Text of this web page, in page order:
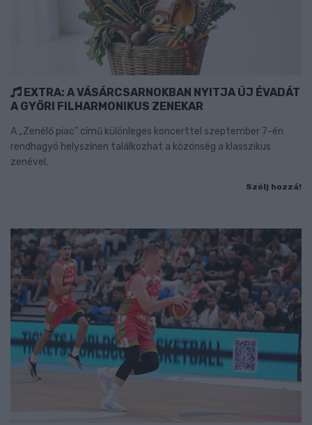
EXTRA: A VÁSÁRCSARNOKBAN NYITJA ÚJ ÉVADÁT
A GYŐRI FILHARMONIKUS ZENEKAR
A „Zenélő piac” című különleges koncerttel szeptember 7-én
rendhagyó helyszínen találkozhat a közönség a klasszikus
zenével.
Szólj hozzá!